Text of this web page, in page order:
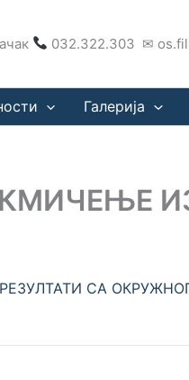
032.322.303 ✉
Галерија
РЕЗУЛТАТИ СА